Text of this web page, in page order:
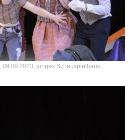
09 2023, junges Schauspielhaus ,